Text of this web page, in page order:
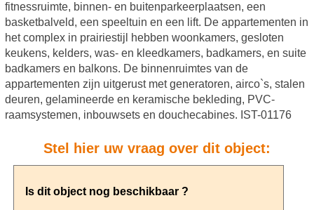
fitnessruimte, binnen- en buitenparkeerplaatsen, een
basketbalveld, een speeltuin en een lift. De appartementen in
het complex in prairiestijl hebben woonkamers, gesloten
keukens, kelders, was- en kleedkamers, badkamers, en suite
badkamers en balkons. De binnenruimtes van de
appartementen zijn uitgerust met generatoren, airco`s, stalen
deuren, gelamineerde en keramische bekleding, PVC-
raamsystemen, inbouwsets en douchecabines. IST-01176
Stel hier uw vraag over dit object: